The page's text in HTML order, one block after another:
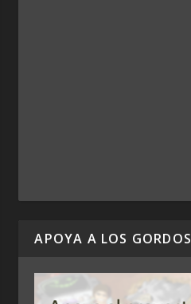
APOYA A LOS GORDOS